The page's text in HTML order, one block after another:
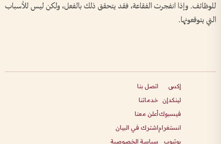
للوظائف. وإذا انفجرت الفقاعة، فقد يتحقق ذلك بالفعل، ولكن ليس للأسباب
التي يتوقعونها.
إكس
لينكدإن
فيسبوك
انستغرام
يوتيوب
اتصل بنا
خدماتنا
أعلن معنا
اشترك في البيان
سياسة الخصوصية